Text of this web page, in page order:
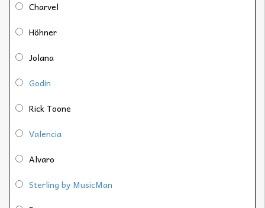
Charvel
Höhner
Jolana
Godin
Rick Toone
Valencia
Alvaro
Sterling by MusicMan